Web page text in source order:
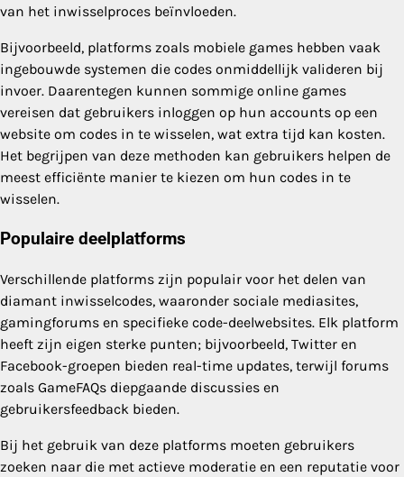
van het inwisselproces beïnvloeden.
Bijvoorbeeld, platforms zoals mobiele games hebben vaak
ingebouwde systemen die codes onmiddellijk valideren bij
invoer. Daarentegen kunnen sommige online games
vereisen dat gebruikers inloggen op hun accounts op een
website om codes in te wisselen, wat extra tijd kan kosten.
Het begrijpen van deze methoden kan gebruikers helpen de
meest efficiënte manier te kiezen om hun codes in te
wisselen.
Populaire deelplatforms
Verschillende platforms zijn populair voor het delen van
diamant inwisselcodes, waaronder sociale mediasites,
gamingforums en specifieke code-deelwebsites. Elk platform
heeft zijn eigen sterke punten; bijvoorbeeld, Twitter en
Facebook-groepen bieden real-time updates, terwijl forums
zoals GameFAQs diepgaande discussies en
gebruikersfeedback bieden.
Bij het gebruik van deze platforms moeten gebruikers
zoeken naar die met actieve moderatie en een reputatie voor